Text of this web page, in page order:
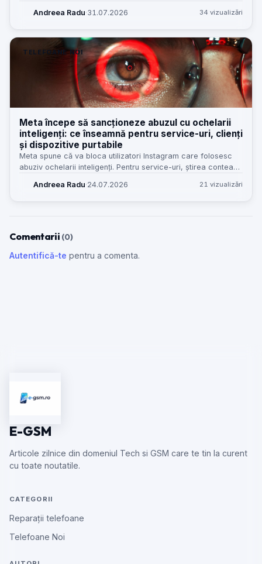
reparabilitate.
Andreea Radu·31.07.2026 34 vizualizări
TELEFOANE NOI
Meta începe să sancționeze abuzul cu ochelarii
inteligenți: ce înseamnă pentru service-uri, clienți
și dispozitive purtabile
Meta spune că va bloca utilizatori Instagram care folosesc
abuziv ochelarii inteligenți. Pentru service-uri, știrea contează
așteptări noi de la clienți.
Andreea Radu·24.07.2026 21 vizualizări
Comentarii (0)
Autentifică-te pentru a comenta.
E-GSM
Articole zilnice din domeniul Tech si GSM care te tin la curent
cu toate noutatile.
CATEGORII
Reparații telefoane
Telefoane Noi